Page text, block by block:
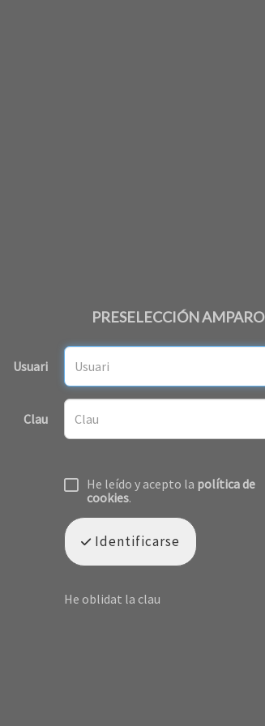
PRESELECCIÓN AMPARO
Usuari
Clau
He leído y acepto la política de
cookies.
Identificarse
He oblidat la clau